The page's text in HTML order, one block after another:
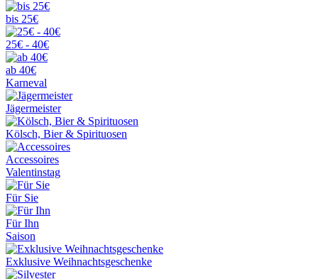
bis 25€
25€ - 40€
ab 40€
Karneval
Jägermeister
Kölsch, Bier & Spirituosen
Accessoires
Valentinstag
Für Sie
Für Ihn
Saison
Exklusive Weihnachtsgeschenke